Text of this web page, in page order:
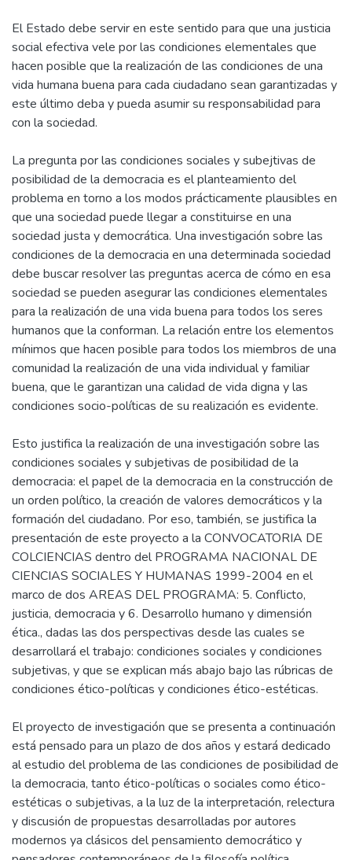
El Estado debe servir en este sentido para que una justicia
social efectiva vele por las condiciones elementales que
hacen posible que la realización de las condiciones de una
vida humana buena para cada ciudadano sean garantizadas y
este último deba y pueda asumir su responsabilidad para
con la sociedad.
La pregunta por las condiciones sociales y subejtivas de
posibilidad de la democracia es el planteamiento del
problema en torno a los modos prácticamente plausibles en
que una sociedad puede llegar a constituirse en una
sociedad justa y democrática. Una investigación sobre las
condiciones de la democracia en una determinada sociedad
debe buscar resolver las preguntas acerca de cómo en esa
sociedad se pueden asegurar las condiciones elementales
para la realización de una vida buena para todos los seres
humanos que la conforman. La relación entre los elementos
mínimos que hacen posible para todos los miembros de una
comunidad la realización de una vida individual y familiar
buena, que le garantizan una calidad de vida digna y las
condiciones socio-políticas de su realización es evidente.
Esto justifica la realización de una investigación sobre las
condiciones sociales y subjetivas de posibilidad de la
democracia: el papel de la democracia en la construcción de
un orden político, la creación de valores democráticos y la
formación del ciudadano. Por eso, también, se justifica la
presentación de este proyecto a la CONVOCATORIA DE
COLCIENCIAS dentro del PROGRAMA NACIONAL DE
CIENCIAS SOCIALES Y HUMANAS 1999-2004 en el
marco de dos AREAS DEL PROGRAMA: 5. Conflicto,
justicia, democracia y 6. Desarrollo humano y dimensión
ética., dadas las dos perspectivas desde las cuales se
desarrollará el trabajo: condiciones sociales y condiciones
subjetivas, y que se explican más abajo bajo las rúbricas de
condiciones ético-políticas y condiciones ético-estéticas.
El proyecto de investigación que se presenta a continuación
está pensado para un plazo de dos años y estará dedicado
al estudio del problema de las condiciones de posibilidad de
la democracia, tanto ético-políticas o sociales como ético-
estéticas o subjetivas, a la luz de la interpretación, relectura
y discusión de propuestas desarrolladas por autores
modernos ya clásicos del pensamiento democrático y